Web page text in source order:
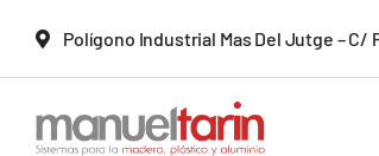
Polígono Industrial Mas Del Jutge – C/